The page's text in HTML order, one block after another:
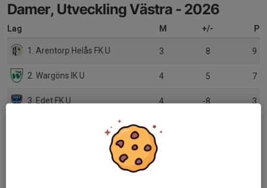
Damer, Utveckling Västra - 2026
Lag M +/- P
1. Arentorp Helås FK U 3 8 9
2. Wargöns IK U 4 5 7
3. Edet FK U 4 -8 3